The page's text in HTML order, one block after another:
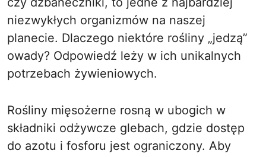
niezwykłych organizmów na naszej
planecie. Dlaczego niektóre rośliny „jedzą”
owady? Odpowiedź leży w ich unikalnych
potrzebach żywieniowych.
Rośliny mięsożerne rosną w ubogich w
składniki odżywcze glebach, gdzie dostęp
do azotu i fosforu jest ograniczony. Aby